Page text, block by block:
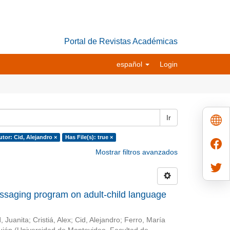
Portal de Revistas Académicas
español Login
Ir
Cid, Alejandro × Has File(s): true ×
Mostrar filtros avanzados
program on adult-child language
Juanita; Cristiá, Alex; Cid, Alejandro; Ferro, María